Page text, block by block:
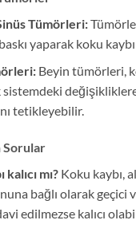
Tümörleri:
yaparak koku
Beyin tümörleri,
tetikleyebilir.
Sorular
mı?Koku kaybı,
bağlı olarak geçici
edilmezse kalıcı